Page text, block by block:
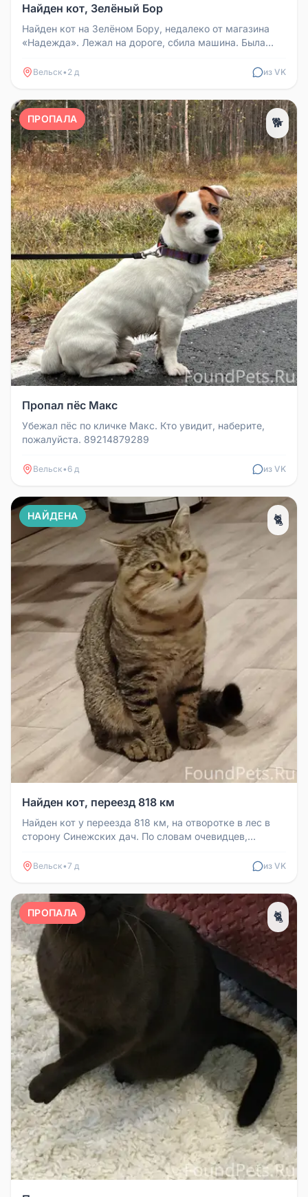
Найден кот, Зелёный Бор
Найден кот на Зелёном Бору, недалеко от магазина
«Надежда». Лежал на дороге, сбила машина. Была
Вельск• 2 д из VK
ПРОПАЛА 🐕
Пропал пёс Макс
Убежал пёс по кличке Макс. Кто увидит, наберите,
пожалуйста. 89214879289
Вельск•6 д из VK
НАЙДЕНА 🐈
Найден кот, переезд 818 км
Найден кот у переезда 818 км, на отворотке в лес в
сторону Синежских дач. По словам очевидцев,
Вельск•7 д из VK
ПРОПАЛА 🐈